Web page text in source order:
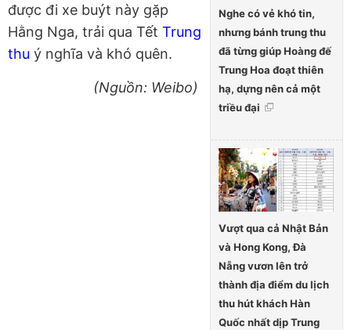
Nghe có vẻ khó tin,
nhưng bánh trung thu
đã từng giúp Hoàng đế
Trung Hoa đoạt thiên
hạ, dựng nên cả một
triều đại
Vượt qua cả Nhật Bản
và Hong Kong, Đà
Nẵng vươn lên trở
thành địa điểm du lịch
thu hút khách Hàn
Quốc nhất dịp Trung
được đi xe buýt này gặp
Hằng Nga, trải qua Tết Trung
thu ý nghĩa và khó quên.
(Nguồn: Weibo)